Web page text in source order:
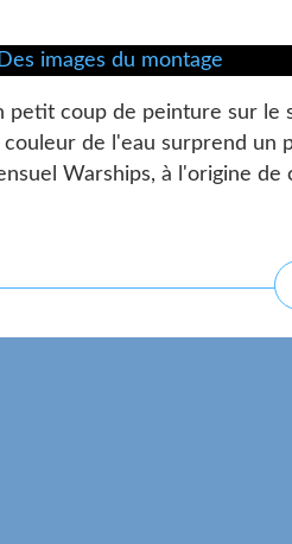
petit coup de peinture sur le
couleur de l'eau surprend un
Warships, à l'origine de